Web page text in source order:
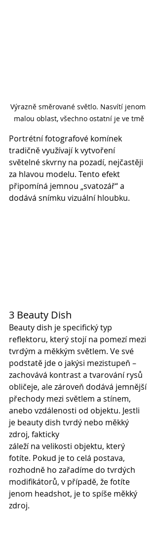
Výrazně směrované světlo. Nasvítí jenom
malou oblast, všechno ostatní je ve tmě
Portrétní fotografové komínek
tradičně využívají k vytvoření
světelné skvrny na pozadí, nejčastěji
za hlavou modelu. Tento efekt
připomíná jemnou „svatozář“ a
dodává snímku vizuální hloubku.
3 Beauty Dish
Beauty dish je specifický typ
reflektoru, který stojí na pomezí mezi
tvrdým a měkkým světlem. Ve své
podstatě jde o jakýsi mezistupeň –
zachovává kontrast a tvarování rysů
obličeje, ale zároveň dodává jemnější
přechody mezi světlem a stínem,
anebo vzdálenosti od objektu. Jestli
je beauty dish tvrdý nebo měkký
zdroj, fakticky
záleží na velikosti objektu, který
fotíte. Pokud je to celá postava,
rozhodně ho zařadíme do tvrdých
modifikátorů, v případě, že fotíte
jenom headshot, je to spíše měkký
zdroj.